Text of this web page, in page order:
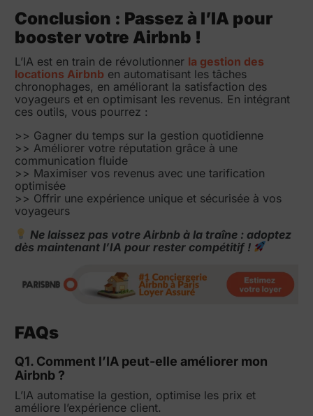
Conclusion : Passez à l’IA pour
booster votre Airbnb !
L’IA est en train de révolutionner la gestion des
locations Airbnb en automatisant les tâches
chronophages, en améliorant la satisfaction des
voyageurs et en optimisant les revenus. En intégrant
ces outils, vous pourrez :
>> Gagner du temps sur la gestion quotidienne
>> Améliorer votre réputation grâce à une
communication fluide
>> Maximiser vos revenus avec une tarification
optimisée
>> Offrir une expérience unique et sécurisée à vos
voyageurs
Ne laissez pas votre Airbnb à la traîne : adoptez
dès maintenant l’IA pour rester compétitif !
FAQs
Q1. Comment l’IA peut-elle améliorer mon
Airbnb ?
L’IA automatise la gestion, optimise les prix et
améliore l’expérience client.